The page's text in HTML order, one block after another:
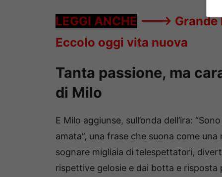
LEGGI ANCHE ——->
Eccolo oggi vita nuova
Tanta passione, ma
di Milo
E Milo aggiunse, sull’onda dell’ira:
amata”, una frase che suona come
sognare migliaia di telespettatori,
rispettive gelosie e dai botta e